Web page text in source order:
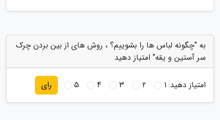
به "چگونه لباس ها را بشوییم؟ ، روش های از بین بردن چرک
سر آستین و یقه" امتیاز دهید
امتیاز دهید:1
2
3
4
5 رای